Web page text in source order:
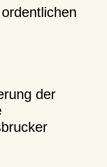
der